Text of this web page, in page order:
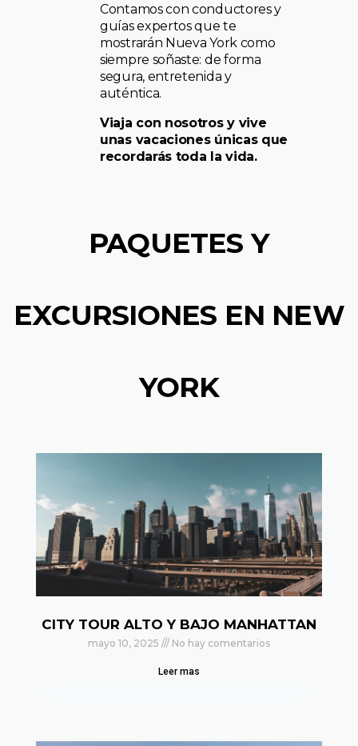
Contamos con conductores y
guías expertos que te
mostrarán Nueva York como
siempre soñaste: de forma
segura, entretenida y
auténtica.
Viaja con nosotros y vive
unas vacaciones únicas que
recordarás toda la vida.
PAQUETES Y
EXCURSIONES EN NEW
YORK
CITY TOUR ALTO Y BAJO MANHATTAN
mayo 10, 2025 No hay comentarios
Leer mas